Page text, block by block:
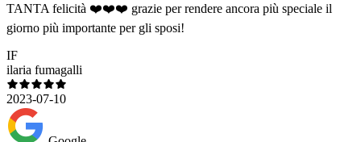
TANTA felicità ❤️❤️❤️ grazie per rendere ancora più speciale il
giorno più importante per gli sposi!
IF
ilaria fumagalli
2023-07-10